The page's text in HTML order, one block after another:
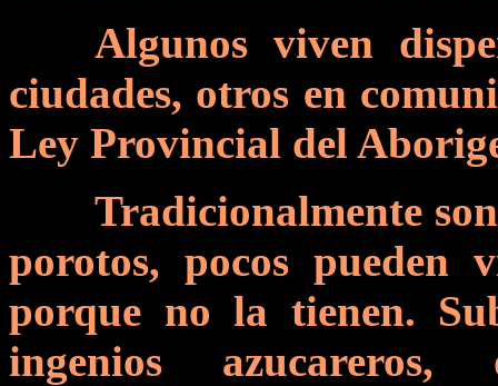
Algunos viven
ciudades, otros en
Ley Provincial del
Tradicionalmente
porotos, pocos
porque no la tienen.
ingenios azucareros,